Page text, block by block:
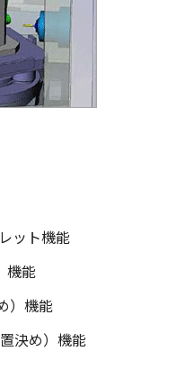
ット機能
機能
）機能
決め）機能